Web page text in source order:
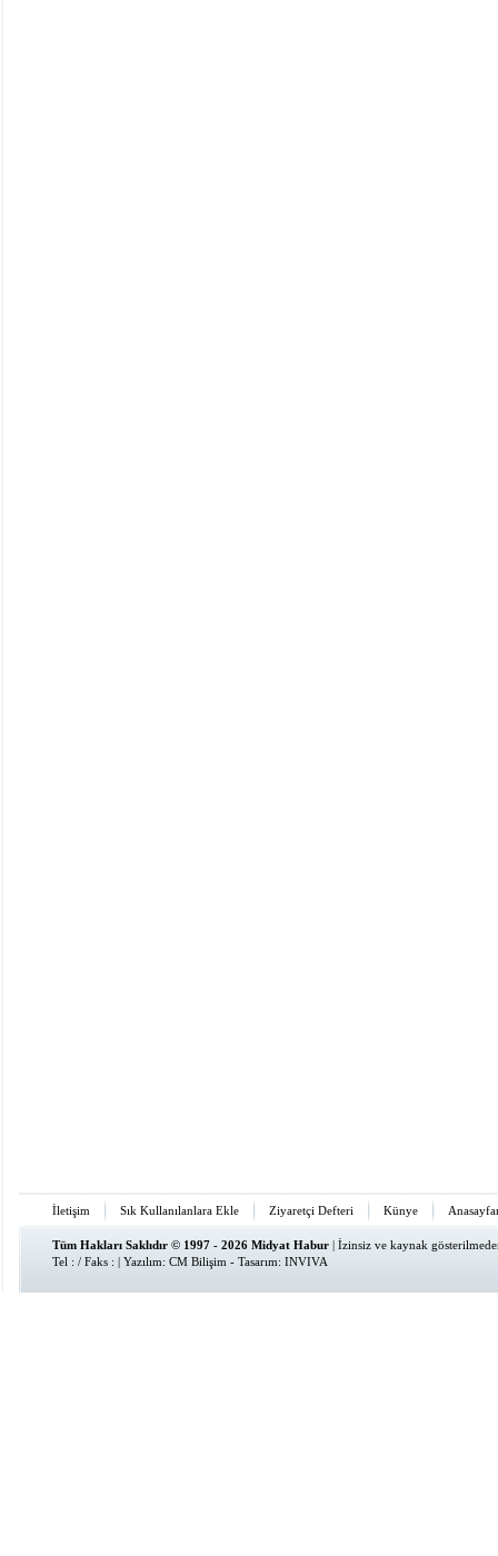
İletişim Sık Kullanılanlara Ekle Ziyaretçi Defteri Künye
Tüm Hakları Saklıdır © 1997 - 2026 Midyat Habur | İzinsiz ve kaynak
Tel : / Faks : | Yazılım: CM Bilişim - Tasarım: INVIVA